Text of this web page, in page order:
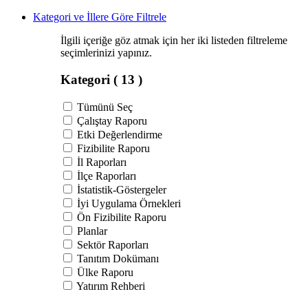
Kategori ve İllere Göre Filtrele
İlgili içeriğe göz atmak için her iki listeden filtreleme
seçimlerinizi yapınız.
Kategori ( 13 )
Tümünü Seç
Çalıştay Raporu
Etki Değerlendirme
Fizibilite Raporu
İl Raporları
İlçe Raporları
İstatistik-Göstergeler
İyi Uygulama Örnekleri
Ön Fizibilite Raporu
Planlar
Sektör Raporları
Tanıtım Dokümanı
Ülke Raporu
Yatırım Rehberi